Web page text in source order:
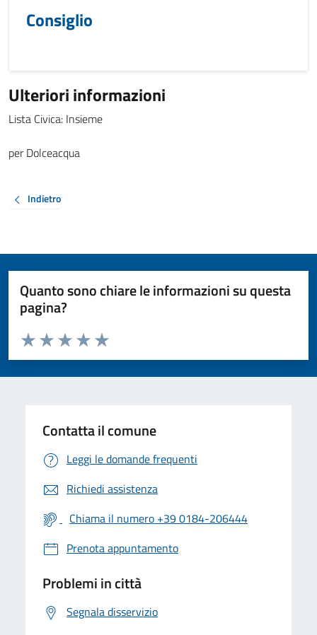
Consiglio
Ulteriori informazioni
Lista Civica: Insieme
per Dolceacqua
Indietro
Quanto sono chiare le informazioni su questa
pagina?
Valuta da 1 a 5 stelle la pagina
Valuta 5 stelle su 5
Valuta 4 stelle su 5
Valuta 3 stelle su 5
Valuta 2 stelle su 5
Valuta 1 stelle su 5
Contatta il comune
Leggi le domande frequenti
Richiedi assistenza
Chiama il numero +39 0184-206444
Prenota appuntamento
Problemi in città
Segnala disservizio